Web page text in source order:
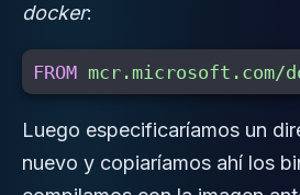
docker:
FROM mcr.microsoft.com/
Luego especificaríamos un
nuevo y copiaríamos ahí los